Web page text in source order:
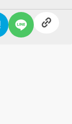
えいたします
(年末年始除く)